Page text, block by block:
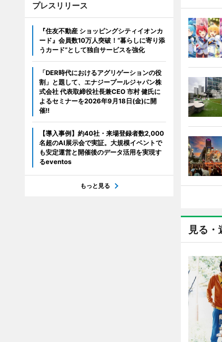
見る・
プレスリリース
『住友不動産 ショッピングシティイオンカ
ード』会員数10万人突破！“暮らしに寄り添
うカード”として独自サービスを強化
「DER時代におけるアグリゲーションの役
割」と題して、エナジープールジャパン株
式会社 代表取締役社長兼CEO 市村 健氏に
よるセミナーを2026年9月18日(金)に開
催!!
【導入事例】約40社・来場登録者数2,000
名超のAI展示会で実証。大規模イベントで
も安定運営と開催後のデータ活用を実現す
るeventos
もっと見る